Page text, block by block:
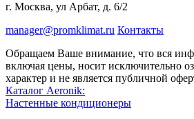
г. Москва, ул Арбат, д. 6/2
manager@promklimat.ru Контакты
Обращаем Ваше внимание, что вся
включая цены, носит исключительно
характер и не является публичной
Каталог Aeronik:
Настенные кондиционеры